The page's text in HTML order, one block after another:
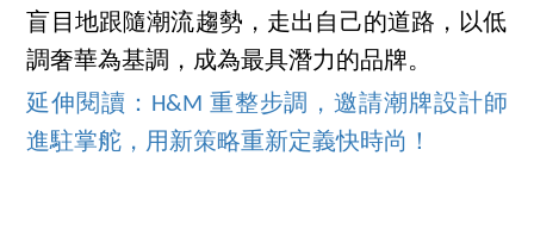
盲目地跟隨潮流趨勢，走出自己的道路，以低
調奢華為基調，成為最具潛力的品牌。
延伸閱讀：H&M 重整步調，邀請潮牌設計師
進駐掌舵，用新策略重新定義快時尚！